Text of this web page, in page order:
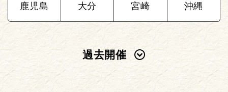
鹿児島 大分 宮崎 沖縄
過去開催